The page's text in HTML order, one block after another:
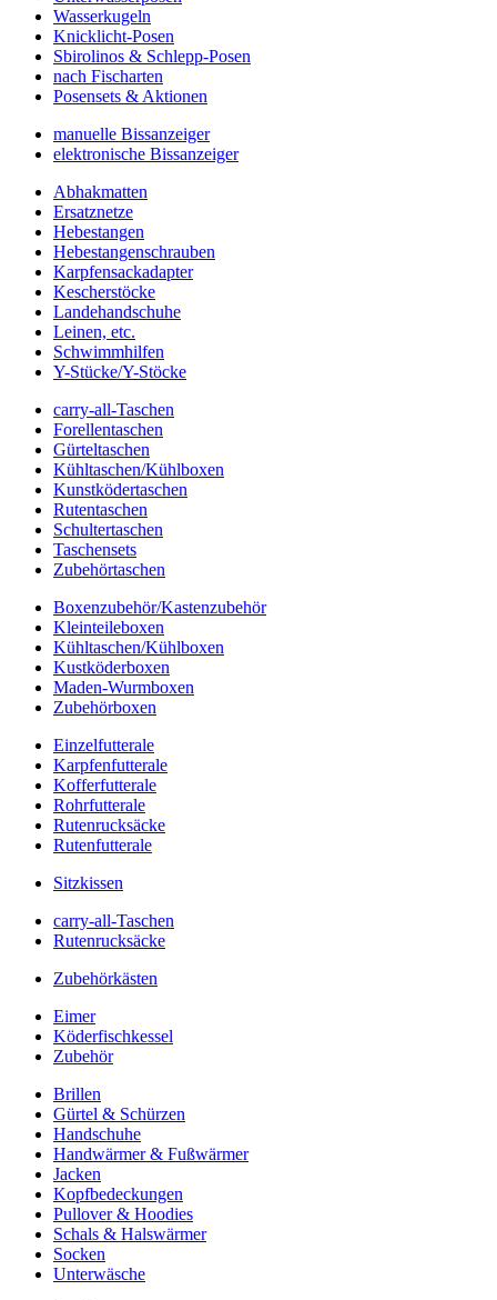
Wasserkugeln
Knicklicht-Posen
Sbirolinos & Schlepp-Posen
nach Fischarten
Posensets & Aktionen
manuelle Bissanzeiger
elektronische Bissanzeiger
Abhakmatten
Ersatznetze
Hebestangen
Hebestangenschrauben
Karpfensackadapter
Kescherstöcke
Landehandschuhe
Leinen, etc.
Schwimmhilfen
Y-Stücke/Y-Stöcke
carry-all-Taschen
Forellentaschen
Gürteltaschen
Kühltaschen/Kühlboxen
Kunstködertaschen
Rutentaschen
Schultertaschen
Taschensets
Zubehörtaschen
Boxenzubehör/Kastenzubehör
Kleinteileboxen
Kühltaschen/Kühlboxen
Kustköderboxen
Maden-Wurmboxen
Zubehörboxen
Einzelfutterale
Karpfenfutterale
Kofferfutterale
Rohrfutterale
Rutenrucksäcke
Rutenfutterale
Sitzkissen
carry-all-Taschen
Rutenrucksäcke
Zubehörkästen
Eimer
Köderfischkessel
Zubehör
Brillen
Gürtel & Schürzen
Handschuhe
Handwärmer & Fußwärmer
Jacken
Kopfbedeckungen
Pullover & Hoodies
Schals & Halswärmer
Socken
Unterwäsche